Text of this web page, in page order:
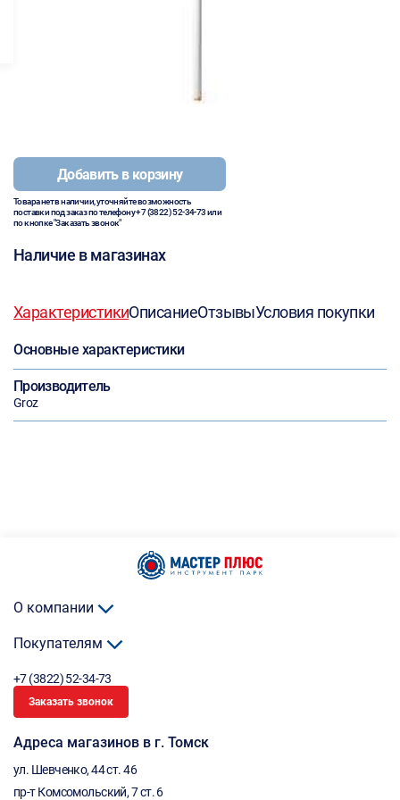
Добавить в корзину
Товара нет в наличии, уточняйте возможность
поставки под заказ по телефону+7 (3822) 52-34-73или
по кнопке "Заказать звонок"
Наличие в магазинах
ХарактеристикиОписаниеОтзывыУсловия покупки
Основные характеристики
Производитель
Groz
О компании
Покупателям
+7 (3822) 52-34-73
Заказать звонок
Адреса магазинов в г. Томск
ул. Шевченко, 44 ст. 46
пр-т Комсомольский, 7 ст. 6